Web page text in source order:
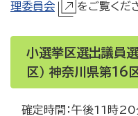
理委員会
をご覧くだ
小選挙区選出議員
区） 神奈川県第16
確定時間：午後11時20